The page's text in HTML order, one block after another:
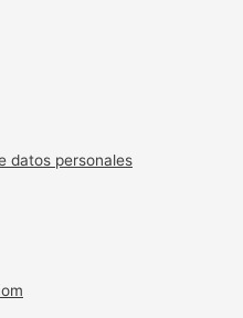
datos personales